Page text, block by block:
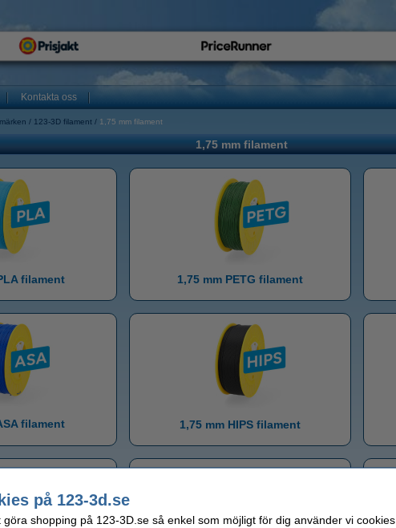
Kontakta oss
123-3D filament 1,75 mm filament
1,75 mm filament
filament 1,75 mm PETG filament
filament 1,75 mm HIPS filament
på 123-3d.se
göra shopping på 123-3D.se så enkel som möjligt för dig använder vi cookies